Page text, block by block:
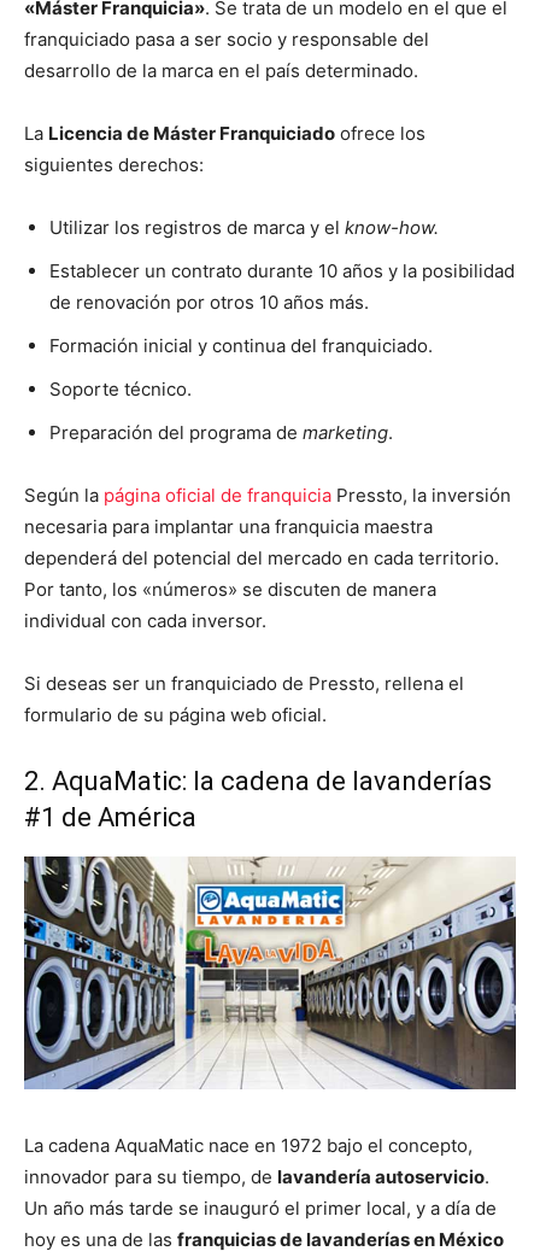
«Máster Franquicia». Se trata de un modelo en el que el
franquiciado pasa a ser socio y responsable del
desarrollo de la marca en el país determinado.
La Licencia de Máster Franquiciado ofrece los
siguientes derechos:
Utilizar los registros de marca y el know-how.
Establecer un contrato durante 10 años y la posibilidad
de renovación por otros 10 años más.
Formación inicial y continua del franquiciado.
Soporte técnico.
Preparación del programa de marketing.
Según la página oficial de franquicia Pressto, la inversión
necesaria para implantar una franquicia maestra
dependerá del potencial del mercado en cada territorio.
Por tanto, los «números» se discuten de manera
individual con cada inversor.
Si deseas ser un franquiciado de Pressto, rellena el
formulario de su página web oficial.
2. AquaMatic: la cadena de lavanderías
#1 de América
La cadena AquaMatic nace en 1972 bajo el concepto,
innovador para su tiempo, de lavandería autoservicio.
Un año más tarde se inauguró el primer local, y a día de
hoy es una de las franquicias de lavanderías en México